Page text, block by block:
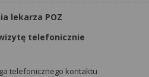
lekarza POZ
telefonicznie
telefonicznego kontaktu